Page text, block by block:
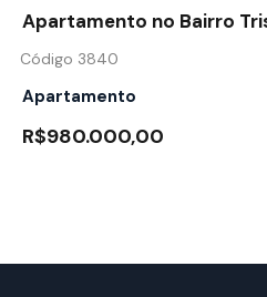
Apartamento no Bairro
Código 3840
Apartamento
R$980.000,00